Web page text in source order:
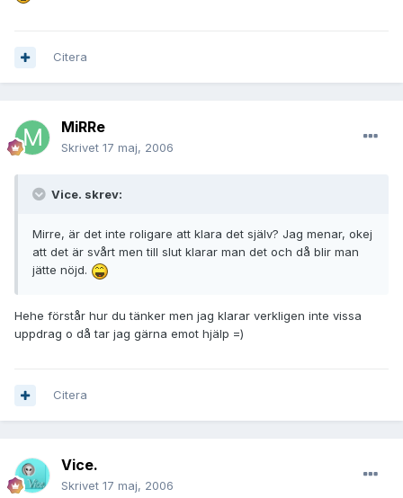
Citera
MiRRe
Skrivet 17 maj, 2006
Vice. skrev:
Mirre, är det inte roligare att klara det själv? Jag menar, okej
att det är svårt men till slut klarar man det och då blir man
jätte nöjd.
Hehe förstår hur du tänker men jag klarar verkligen inte vissa
uppdrag o då tar jag gärna emot hjälp =)
Citera
Vice.
Skrivet 17 maj, 2006